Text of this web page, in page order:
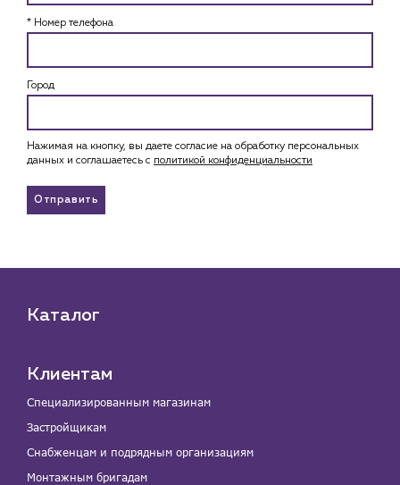
* Номер телефона
Город
Нажимая на кнопку, вы даете согласие на обработку персональных
данных и соглашаетесь c политикой конфиденциальности
Отправить
Каталог
Клиентам
Специализированным магазинам
Застройщикам
Снабженцам и подрядным организациям
Монтажным бригадам